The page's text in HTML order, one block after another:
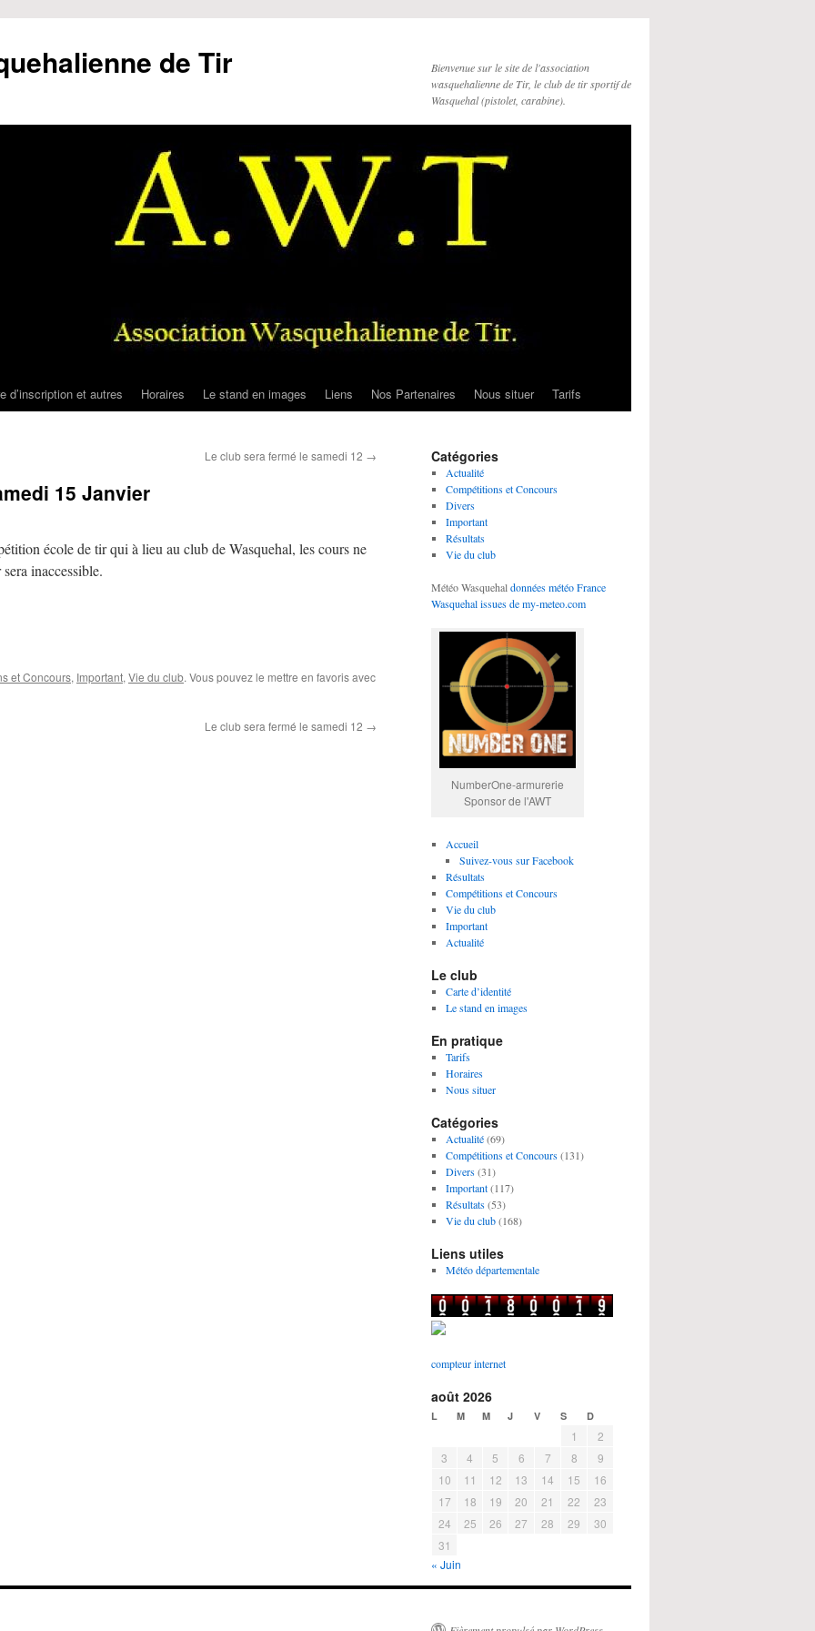
de Tir
Bienvenue sur le site de l'association
wasquehalienne de Tir, le club de tir sportif de
Wasquehal (pistolet, carabine).
d’inscription et autres Horaires Le stand en images Liens Nos Partenaires Nous situer Tarifs
Le club sera fermé le samedi 12 →
15 Janvier
école de tir qui à lieu au club de Wasquehal, les cours ne
inaccessible.
et Concours, Important, Vie du club. Vous pouvez le mettre en favoris avec
Le club sera fermé le samedi 12 →
Catégories
Actualité
Compétitions et Concours
Divers
Important
Résultats
Vie du club
Météo Wasquehaldonnées météo France
Wasquehal issues de my-meteo.com
NumberOne-armurerie
Sponsor de l'AWT
Accueil
Suivez-vous sur Facebook
Résultats
Compétitions et Concours
Vie du club
Important
Actualité
Le club
Carte d’identité
Le stand en images
En pratique
Tarifs
Horaires
Nous situer
Catégories
Actualité(69)
Compétitions et Concours(131)
Divers(31)
Important(117)
Résultats(53)
Vie du club(168)
Liens utiles
Météo départementale
compteur internet
août 2026
L M M J V S D
1
2
3
4 5 6 7 8
9
10
11 12 13 14 15
16
17
18 19 20 21 22
23
24
25 26 27 28 29
30
31
« Juin